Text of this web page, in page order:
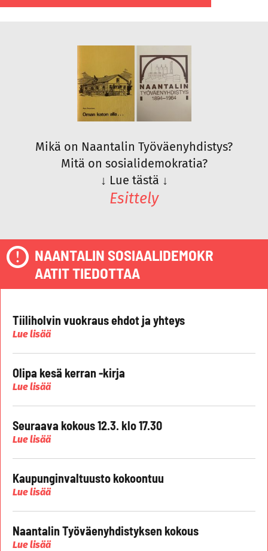
Mikä on Naantalin Työväenyhdistys?
Mitä on sosialidemokratia?
↓ Lue tästä ↓
Esittely
NAANTALIN SOSIAALIDEMOKR
AATIT TIEDOTTAA
Tiiliholvin vuokraus ehdot ja yhteys
Lue lisää
Olipa kesä kerran -kirja
Lue lisää
Seuraava kokous 12.3. klo 17.30
Lue lisää
Kaupunginvaltuusto kokoontuu
Lue lisää
Naantalin Työväenyhdistyksen kokous
Lue lisää